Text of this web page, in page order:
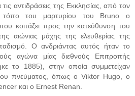
αντιδράσεις της Εκκλησίας, από τον
του μαρτυρίου του Bruno ο
κοιτάζει προς την κατεύθυνση του
αιώνιας μάχης της ελευθερίας της
Ο ανδριάντας αυτός ήταν το
αγώνα μίας διεθνούς Επιτροπής
το 1885), στην οποία συμμετείχαν
πνεύματος, όπως ο Viktor Hugo, ο
και ο Ernest Renan.